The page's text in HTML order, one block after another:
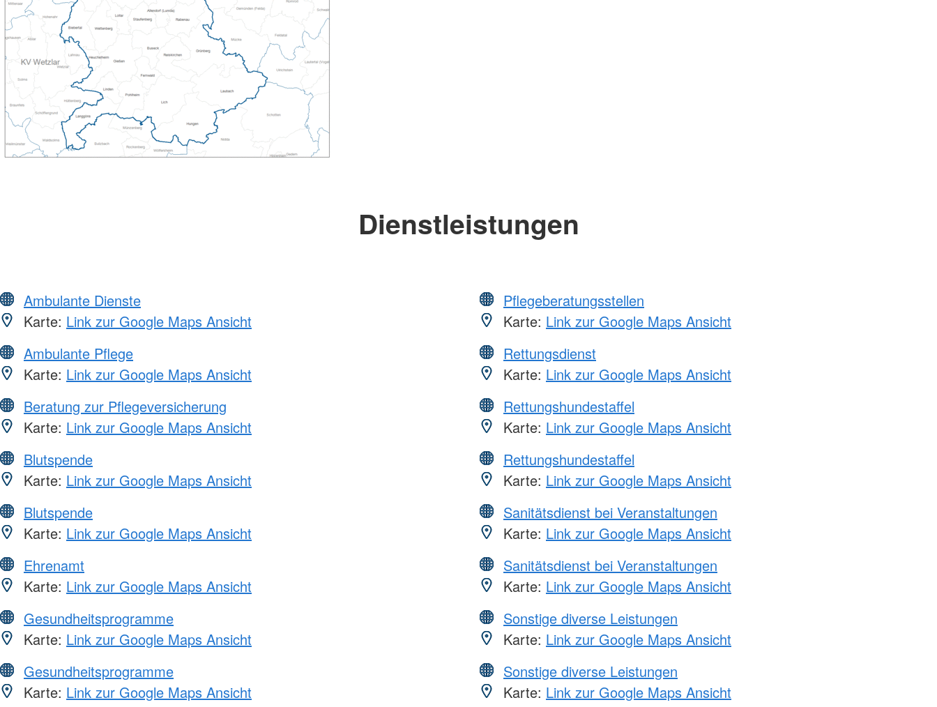
Dienstleistungen
Ambulante Dienste
Karte: Link zur Google Maps Ansicht
Ambulante Pflege
Karte: Link zur Google Maps Ansicht
Beratung zur Pflegeversicherung
Karte: Link zur Google Maps Ansicht
Blutspende
Karte: Link zur Google Maps Ansicht
Blutspende
Karte: Link zur Google Maps Ansicht
Ehrenamt
Karte: Link zur Google Maps Ansicht
Gesundheitsprogramme
Karte: Link zur Google Maps Ansicht
Gesundheitsprogramme
Karte: Link zur Google Maps Ansicht
Pflegeberatungsstellen
Karte: Link zur Google Maps Ansicht
Rettungsdienst
Karte: Link zur Google Maps Ansicht
Rettungshundestaffel
Karte: Link zur Google Maps Ansicht
Rettungshundestaffel
Karte: Link zur Google Maps Ansicht
Sanitätsdienst bei Veranstaltungen
Karte: Link zur Google Maps Ansicht
Sanitätsdienst bei Veranstaltungen
Karte: Link zur Google Maps Ansicht
Sonstige diverse Leistungen
Karte: Link zur Google Maps Ansicht
Sonstige diverse Leistungen
Karte: Link zur Google Maps Ansicht